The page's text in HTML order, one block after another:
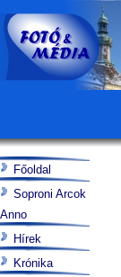
Főoldal
Soproni Arcok
Anno
Hírek
Krónika